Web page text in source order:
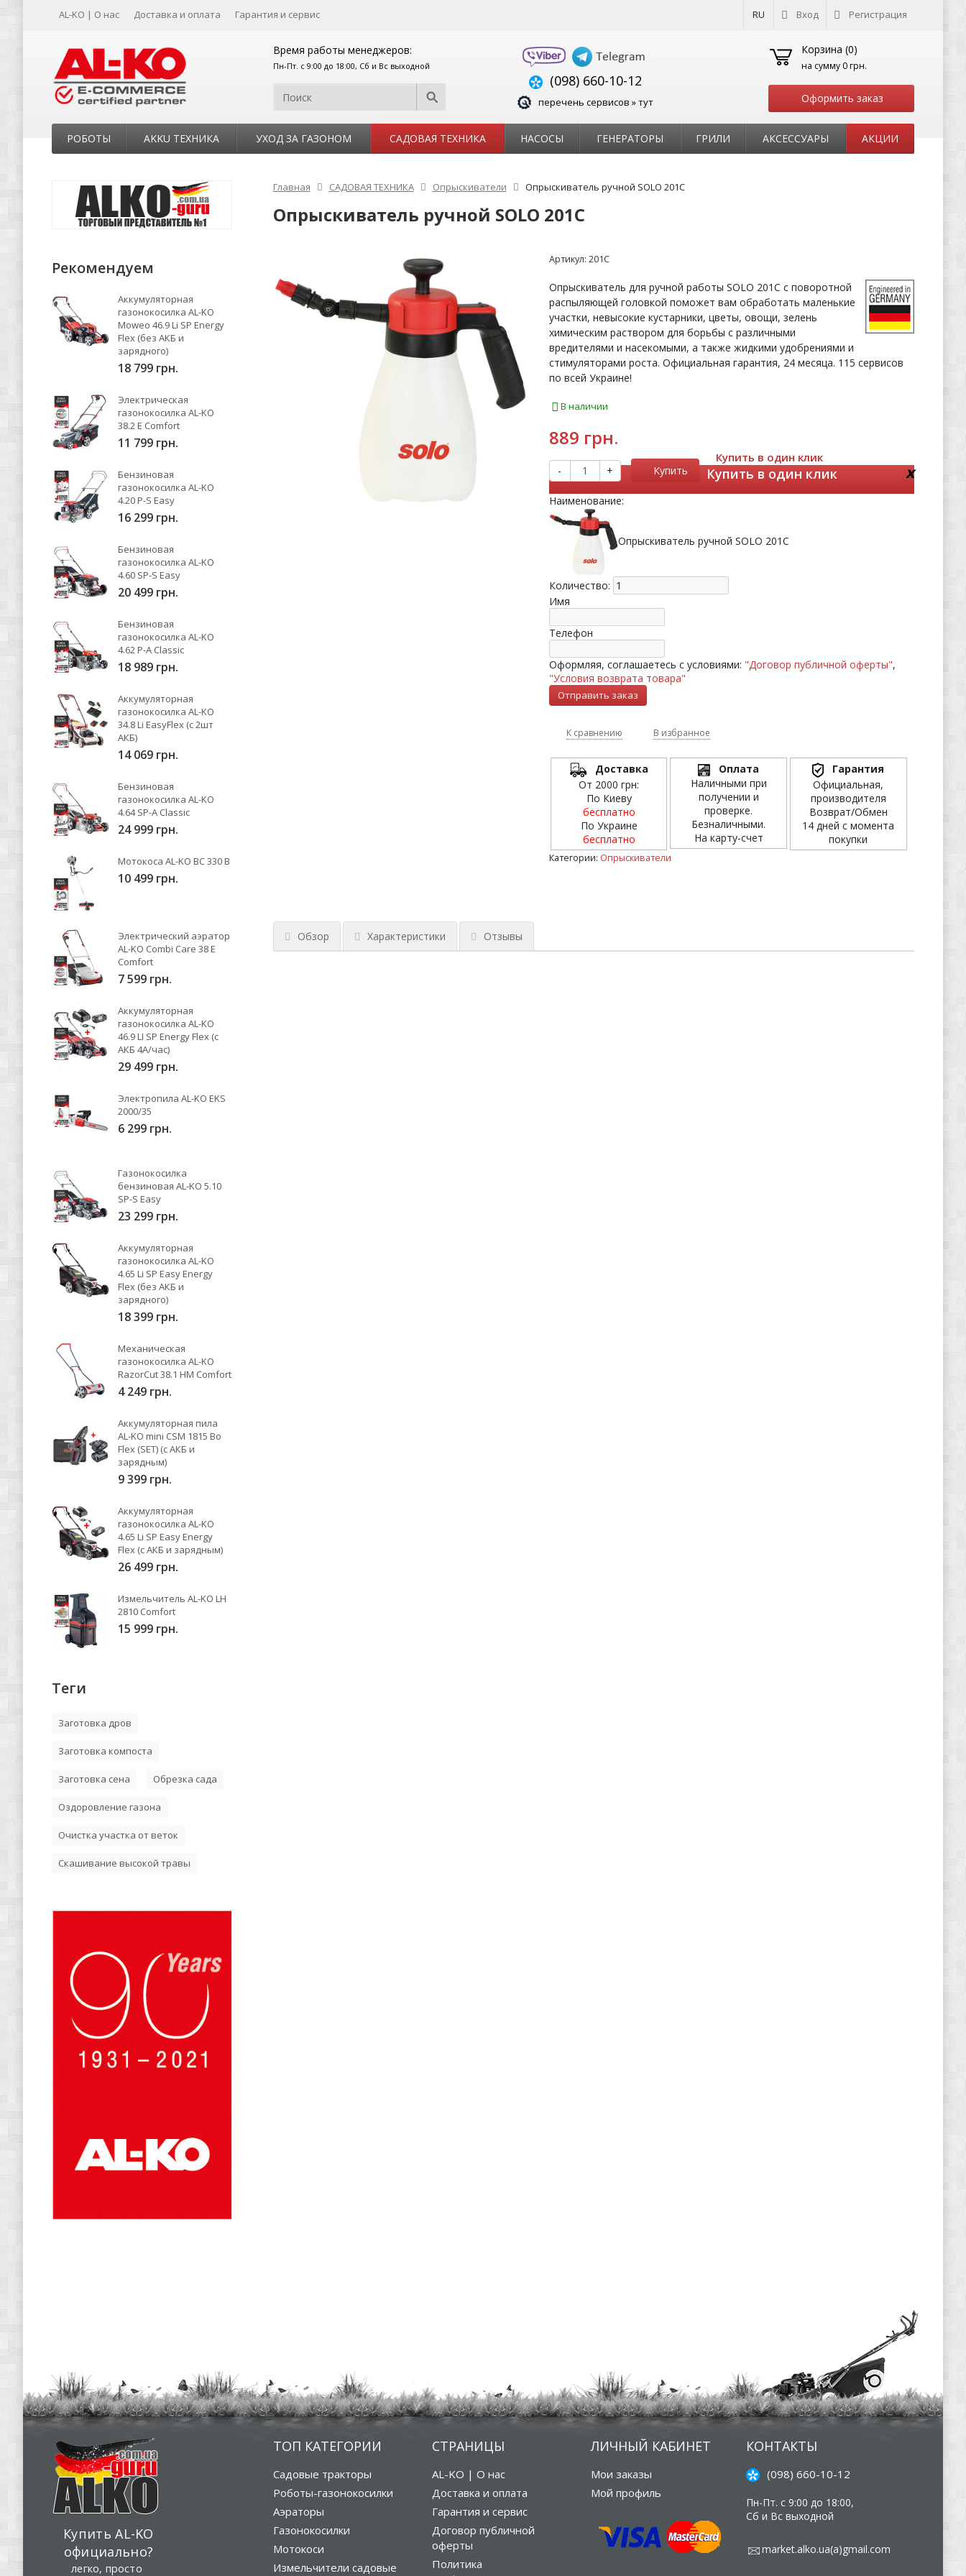
AL-KO | О нас Доставка и оплата Гарантия и сервис RU Вход Регистрация
Время работы менеджеров:
Пн-Пт. с 9:00 до 18:00, Сб и Вс выходной
(098) 660-10-12
перечень сервисов » тут
Корзина (0)
на сумму 0 грн.
Оформить заказ
РОБОТЫ AKKU ТЕХНИКА УХОД ЗА ГАЗОНОМ САДОВАЯ ТЕХНИКА НАСОСЫ ГЕНЕРАТОРЫ ГРИЛИ АКСЕССУАРЫ АКЦИИ
Главная САДОВАЯ ТЕХНИКА Опрыскиватели Опрыскиватель ручной SOLO 201C
Опрыскиватель ручной SOLO 201C
Артикул: 201C
Опрыскиватель для ручной работы SOLO 201C с поворотной
распыляющей головкой поможет вам обработать маленькие
участки, невысокие кустарники, цветы, овощи, зелень
химическим раствором для борьбы с различными
вредителями и насекомыми, а также жидкими удобрениями и
стимуляторами роста. Официальная гарантия, 24 месяца. 115 сервисов
по всей Украине!
В наличии
889 грн.
- + Купить
Купить в один клик
Купить в один клик x
Наименование:
Опрыскиватель ручной SOLO 201C
Количество:
Имя
Телефон
Оформляя, соглашаетесь с условиями: "Договор публичной оферты",
"Условия возврата товара"
К сравнению В избранное
Доставка
От 2000 грн:
По Киеву
бесплатно
По Украине
бесплатно
Оплата
Наличными при
получении и
проверке.
Безналичными.
На карту-счет
Гарантия
Официальная,
производителя
Возврат/Обмен
14 дней с момента
покупки
Категории: Опрыскиватели
Обзор Характеристики Отзывы
Рекомендуем
Аккумуляторная
газонокосилка AL-KO
Moweo 46.9 Li SP Energy
Flex (без АКБ и
зарядного)
18 799 грн.
Электрическая
газонокосилка AL-KO
38.2 E Comfort
11 799 грн.
Бензиновая
газонокосилка AL-KO
4.20 P-S Easy
16 299 грн.
Бензиновая
газонокосилка AL-KO
4.60 SP-S Easy
20 499 грн.
Бензиновая
газонокосилка AL-KO
4.62 P-A Classic
18 989 грн.
Аккумуляторная
газонокосилка AL-KO
34.8 Li EasyFlex (с 2шт
АКБ)
14 069 грн.
Бензиновая
газонокосилка AL-KO
4.64 SP-A Classic
24 999 грн.
Мотокоса AL-KO BC 330 B
10 499 грн.
Электрический аэратор
AL-KO Combi Care 38 E
Comfort
7 599 грн.
Аккумуляторная
газонокосилка AL-KO
46.9 LI SP Energy Flex (с
АКБ 4А/час)
29 499 грн.
Электропила AL-KO EKS
2000/35
6 299 грн.
Газонокосилка
бензиновая AL-KO 5.10
SP-S Easy
23 299 грн.
Аккумуляторная
газонокосилка AL-KO
4.65 Li SP Easy Energy
Flex (без АКБ и
зарядного)
18 399 грн.
Механическая
газонокосилка AL-KO
RazorCut 38.1 HM Comfort
4 249 грн.
Аккумуляторная пила
AL-KO mini CSM 1815 Bo
Flex (SET) (с АКБ и
зарядным)
9 399 грн.
Аккумуляторная
газонокосилка AL-KO
4.65 Li SP Easy Energy
Flex (с АКБ и зарядным)
26 499 грн.
Измельчитель AL-KO LH
2810 Comfort
15 999 грн.
Теги
Заготовка дров
Заготовка компоста
Заготовка сена Обрезка сада
Оздоровление газона
Очистка участка от веток
Скашивание высокой травы
Купить AL-KO
официально?
легко, просто
ТОП КАТЕГОРИИ
Садовые тракторы
Роботы-газонокосилки
Аэраторы
Газонокосилки
Мотокоси
Измельчители садовые
СТРАНИЦЫ
AL-KO | О нас
Доставка и оплата
Гарантия и сервис
Договор публичной
оферты
Политика
ЛИЧНЫЙ КАБИНЕТ
Мои заказы
Мой профиль
КОНТАКТЫ
(098) 660-10-12
Пн-Пт. с 9:00 до 18:00,
Сб и Вс выходной
market.alko.ua(а)gmail.com